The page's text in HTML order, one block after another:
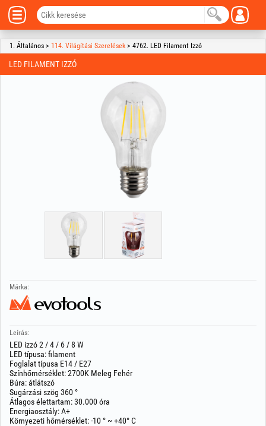
1. Általános > 114. Világítási Szerelések > 4762. LED Filament Izzó
LED FILAMENT IZZÓ
Márka:
Leírás:
LED izzó 2 / 4 / 6 / 8 W
LED típusa: filament
Foglalat típusa E14 / E27
Színhőmérséklet: 2700K Meleg Fehér
Búra: átlátszó
Sugárzási szög 360 °
Átlagos élettartam: 30.000 óra
Energiaosztály: A+
Környezeti hőmérséklet: -10 ° ~ +40° C